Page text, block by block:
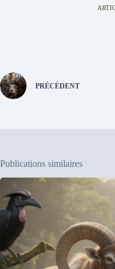
PRÉCÉDENT
Publications similaires